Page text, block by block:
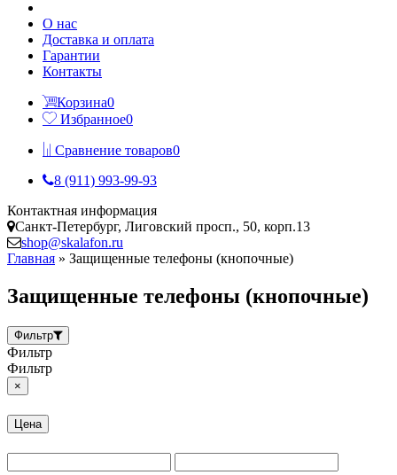
О нас
Доставка и оплата
Гарантии
Контакты
Корзина0
Избранное0
Сравнение товаров0
8 (911) 993-99-93
Контактная информация
Санкт-Петербург, Лиговский просп., 50, корп.13
shop@skalafon.ru
Главная » Защищенные телефоны (кнопочные)
Защищенные телефоны (кнопочные)
Фильтр
Фильтр
Фильтр
×
Цена